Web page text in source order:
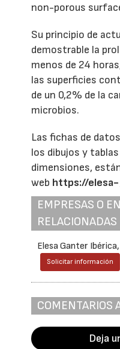
non-porous
Su principio de
demostrable la
menos de 24
las superficies
de un 0,2% de la
microbios.
Las fichas de
los dibujos y
dimensiones,
web https://
EMPRESAS O
RELACIONADAS
Elesa Ganter Ibérica,
Solicitar información
COMENTARIOS
Deja